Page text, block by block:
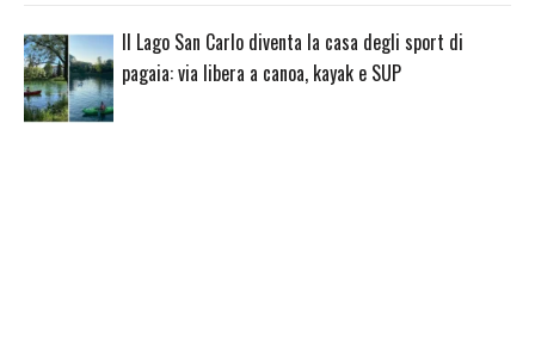
Il Lago San Carlo diventa la casa degli sport di
pagaia: via libera a canoa, kayak e SUP